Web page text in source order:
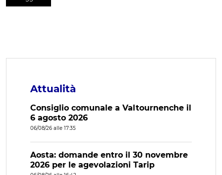
Attualità
Consiglio comunale a Valtournenche il
6 agosto 2026
06/08/26 alle 17:35
Aosta: domande entro il 30 novembre
2026 per le agevolazioni Tarip